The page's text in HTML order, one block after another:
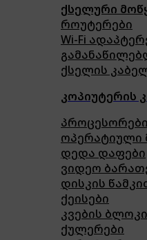
ქსელური
როუტერები
Wi-Fi
ქსელის
კოპიუტერის
პროცესორები
ოპერატიული
დედა დაფები
ვიდეო
დისკის
ქეისები
კვების ბლოკი
ქულერები